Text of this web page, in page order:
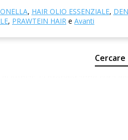
, HAIR OLIO ESSENZIALE,
, PRAWTEIN HAIR e Avanti
Cercare
pelle